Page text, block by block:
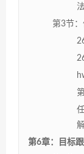
第3节：
第6章：目标